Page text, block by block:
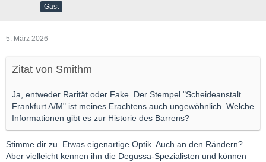
Gast
5. März 2026
Zitat von Smithm
Ja, entweder Rarität oder Fake. Der Stempel "Scheideanstalt
Frankfurt A/M" ist meines Erachtens auch ungewöhnlich. Welche
Informationen gibt es zur Historie des Barrens?
Stimme dir zu. Etwas eigenartige Optik. Auch an den Rändern?
Aber vielleicht kennen ihn die Degussa-Spezialisten und können